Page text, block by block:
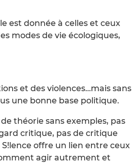
est donnée à celles et ceux
modes de vie écologiques,
et des violences…mais sans
une bonne base politique.
théorie sans exemples, pas
critique, pas de critique
S!lence offre un lien entre ceux
agir autrement et